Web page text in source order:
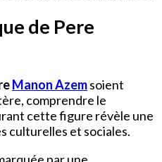
de Pere
Manon Azemsoient
comprendre le
cette figure révèle une
culturelles et sociales.